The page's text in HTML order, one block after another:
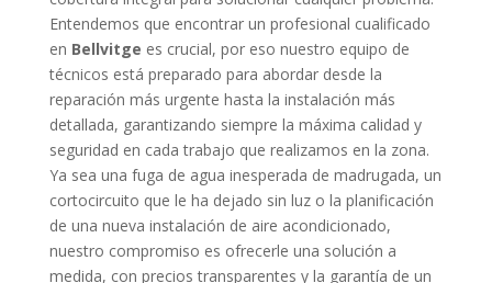
Entendemos que encontrar un profesional cualificado
en Bellvitge es crucial, por eso nuestro equipo de
técnicos está preparado para abordar desde la
reparación más urgente hasta la instalación más
detallada, garantizando siempre la máxima calidad y
seguridad en cada trabajo que realizamos en la zona.
Ya sea una fuga de agua inesperada de madrugada, un
cortocircuito que le ha dejado sin luz o la planificación
de una nueva instalación de aire acondicionado,
nuestro compromiso es ofrecerle una solución a
medida, con precios transparentes y la garantía de un